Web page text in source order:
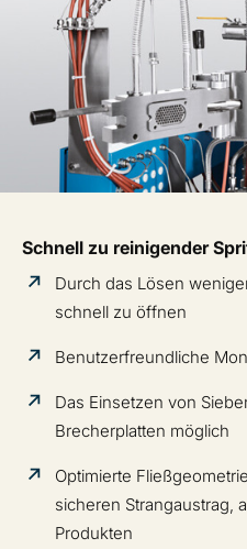
Schnell zu reinigender
Durch das Lösen
schnell zu öffnen
Benutzerfreundliche
Das Einsetzen von
Brecherplatten möglich
Optimierte
sicheren Strangaustrag,
Produkten